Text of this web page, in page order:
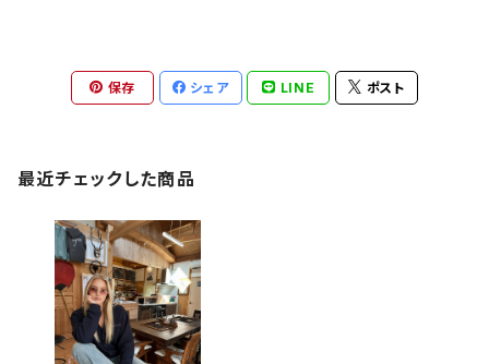
se!!
保存 シェア LINE ポスト
最近チェックした商品